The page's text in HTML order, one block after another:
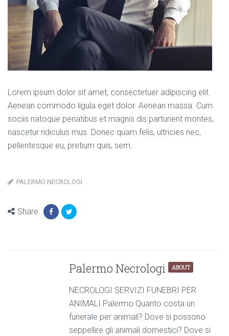
Lorem ipsum dolor sit amet, consectetuer adipiscing elit.
Aenean commodo ligula eget dolor. Aenean massa. Cum
sociis natoque penatibus et magnis dis parturient montes,
nascetur ridiculus mus. Donec quam felis, ultricies nec,
pellentesque eu, pretium quis, sem.
PALERMO NECROLOGI
Share
Palermo Necrologi ABOUT
NECROLOGI SERVIZI FUNEBRI PER
ANIMALI Palermo Quanto costa un
funerale per animali? Dove si possono
seppellire gli animali domestici? Dove si